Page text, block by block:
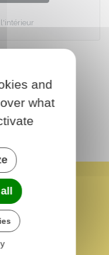
and
what